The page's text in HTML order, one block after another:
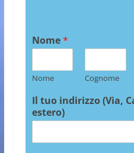
Nome*
Nome Cognome
Il tuo indirizzo (Via,
estero)